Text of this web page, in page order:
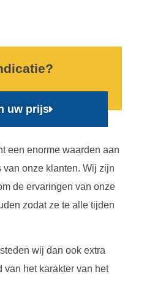
uw prijs
een enorme waarden aan
onze klanten. Wij zijn
de ervaringen van onze
zodat ze te alle tijden
wij dan ook extra
van het karakter van het